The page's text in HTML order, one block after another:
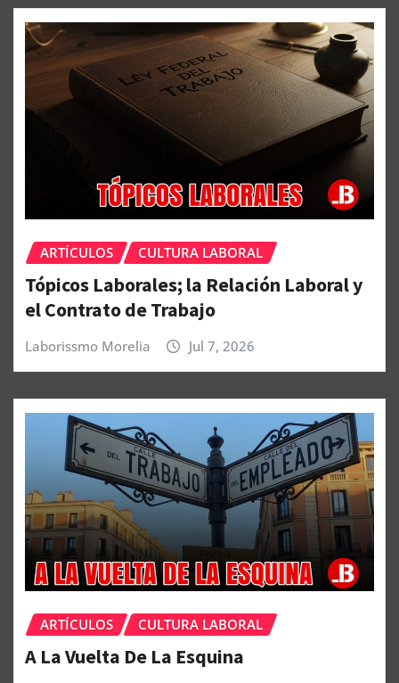
ARTÍCULOS CULTURA LABORAL
Tópicos Laborales; la Relación Laboral y
el Contrato de Trabajo
Laborissmo Morelia Jul 7, 2026
ARTÍCULOS CULTURA LABORAL
A La Vuelta De La Esquina